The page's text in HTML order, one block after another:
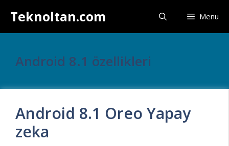
atlaTeknoltan.com Menu
Android 8.1 özellikleri
Android 8.1 Oreo Yapay
zeka